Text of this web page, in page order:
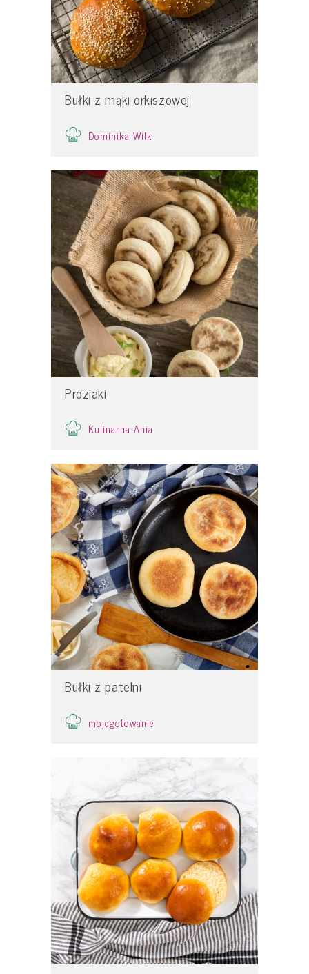
Bułki z mąki orkiszowej
Dominika Wilk
Proziaki
Kulinarna Ania
Bułki z patelni
mojegotowanie